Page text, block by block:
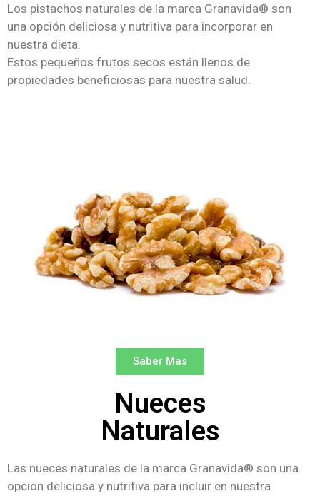
Los pistachos naturales de la marca Granavida® son
una opción deliciosa y nutritiva para incorporar en
nuestra dieta.
Estos pequeños frutos secos están llenos de
propiedades beneficiosas para nuestra salud.
Saber Mas
Nueces
Naturales
Las nueces naturales de la marca Granavida® son una
opción deliciosa y nutritiva para incluir en nuestra